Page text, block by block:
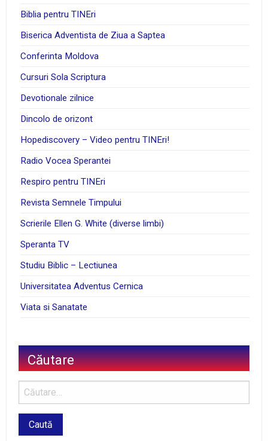
Biblia pentru TINEri
Biserica Adventista de Ziua a Saptea
Conferinta Moldova
Cursuri Sola Scriptura
Devotionale zilnice
Dincolo de orizont
Hopediscovery – Video pentru TINEri!
Radio Vocea Sperantei
Respiro pentru TINEri
Revista Semnele Timpului
Scrierile Ellen G. White (diverse limbi)
Speranta TV
Studiu Biblic – Lectiunea
Universitatea Adventus Cernica
Viata si Sanatate
Căutare